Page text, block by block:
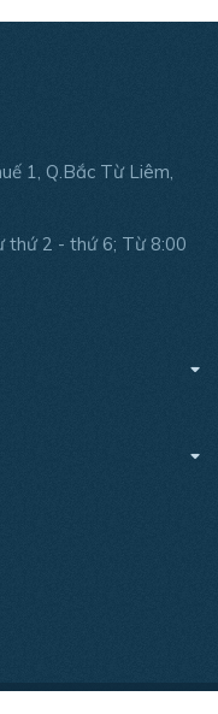
1, Q.Bắc Từ Liêm,
thứ 2 - thứ 6; Từ 8:00